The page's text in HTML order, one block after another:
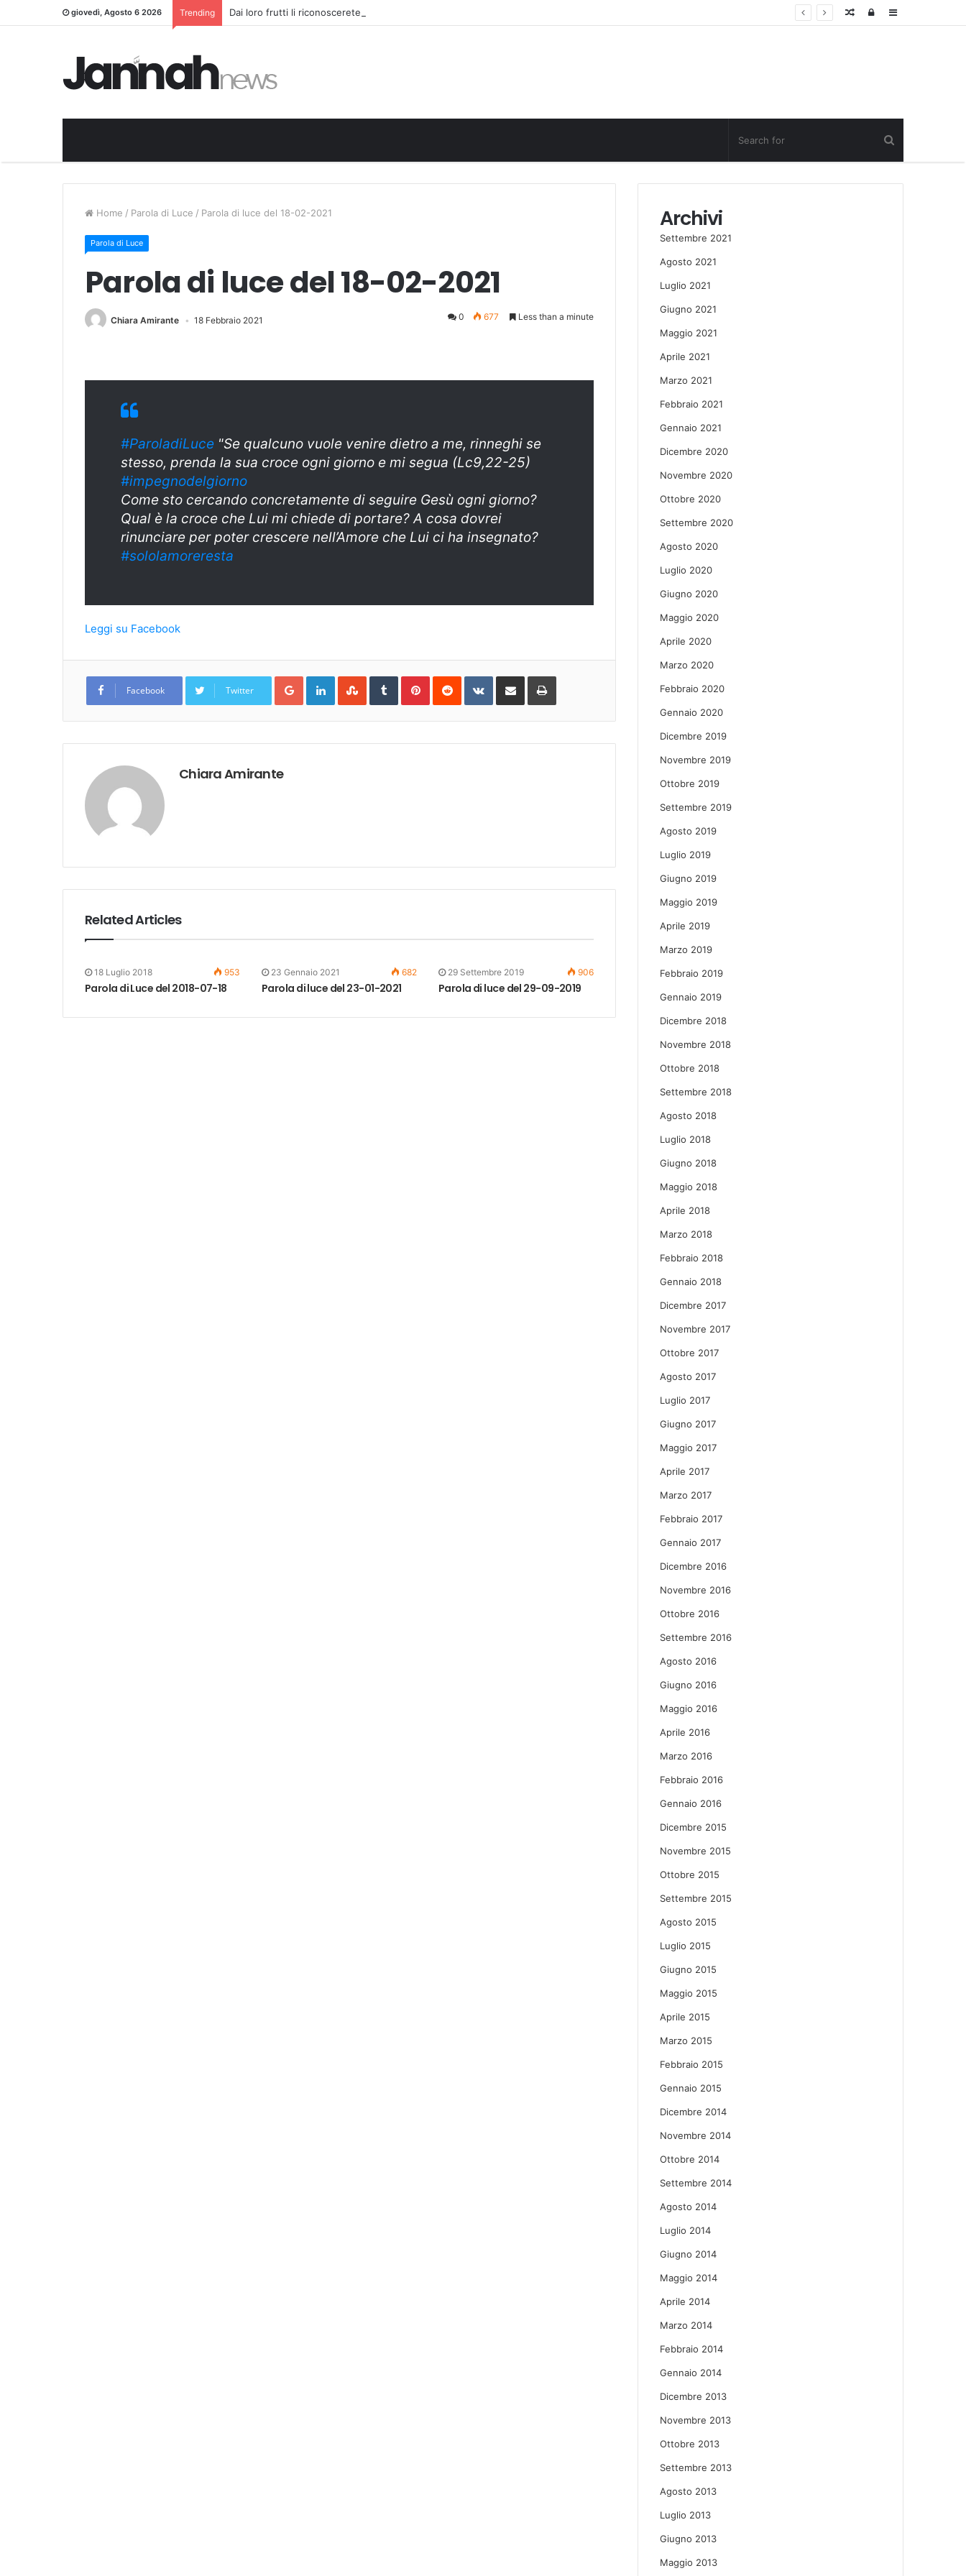
giovedì, Agosto 6 2026 Trending Dai loro frutti li riconoscerete Sidebar
Log
Random
Home / Parola di Luce / Parola di luce del 18-02-2021
Parola di Luce
Parola di luce del 18-02-2021
Chiara Amirante 18 Febbraio 2021 0 677 Less than a minute
#ParoladiLuce "Se qualcuno vuole venire dietro a me, rinneghi se
stesso, prenda la sua croce ogni giorno e mi segua (Lc9,22-25)
#impegnodelgiorno
Come sto cercando concretamente di seguire Gesù ogni giorno?
Qual è la croce che Lui mi chiede di portare? A cosa dovrei
rinunciare per poter crescere nell’Amore che Lui ci ha insegnato?
#sololamoreresta
Leggi su Facebook
Facebook Twitter
Google+LinkedInStumbleUpon
TumblrPinterestReddit VKontakteShare
Email
Print
Chiara Amirante
Related Articles
18 Luglio 2018 953
Parola di Luce del 2018-07-18
23 Gennaio 2021 682
Parola di luce del 23-01-2021
29 Settembre 2019 906
Parola di luce del 29-09-2019
Archivi
Settembre 2021
Agosto 2021
Luglio 2021
Giugno 2021
Maggio 2021
Aprile 2021
Marzo 2021
Febbraio 2021
Gennaio 2021
Dicembre 2020
Novembre 2020
Ottobre 2020
Settembre 2020
Agosto 2020
Luglio 2020
Giugno 2020
Maggio 2020
Aprile 2020
Marzo 2020
Febbraio 2020
Gennaio 2020
Dicembre 2019
Novembre 2019
Ottobre 2019
Settembre 2019
Agosto 2019
Luglio 2019
Giugno 2019
Maggio 2019
Aprile 2019
Marzo 2019
Febbraio 2019
Gennaio 2019
Dicembre 2018
Novembre 2018
Ottobre 2018
Settembre 2018
Agosto 2018
Luglio 2018
Giugno 2018
Maggio 2018
Aprile 2018
Marzo 2018
Febbraio 2018
Gennaio 2018
Dicembre 2017
Novembre 2017
Ottobre 2017
Agosto 2017
Luglio 2017
Giugno 2017
Maggio 2017
Aprile 2017
Marzo 2017
Febbraio 2017
Gennaio 2017
Dicembre 2016
Novembre 2016
Ottobre 2016
Settembre 2016
Agosto 2016
Giugno 2016
Maggio 2016
Aprile 2016
Marzo 2016
Febbraio 2016
Gennaio 2016
Dicembre 2015
Novembre 2015
Ottobre 2015
Settembre 2015
Agosto 2015
Luglio 2015
Giugno 2015
Maggio 2015
Aprile 2015
Marzo 2015
Febbraio 2015
Gennaio 2015
Dicembre 2014
Novembre 2014
Ottobre 2014
Settembre 2014
Agosto 2014
Luglio 2014
Giugno 2014
Maggio 2014
Aprile 2014
Marzo 2014
Febbraio 2014
Gennaio 2014
Dicembre 2013
Novembre 2013
Ottobre 2013
Settembre 2013
Agosto 2013
Luglio 2013
Giugno 2013
Maggio 2013